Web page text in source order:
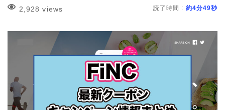
2,928 views 読了時間 : 約4分49秒